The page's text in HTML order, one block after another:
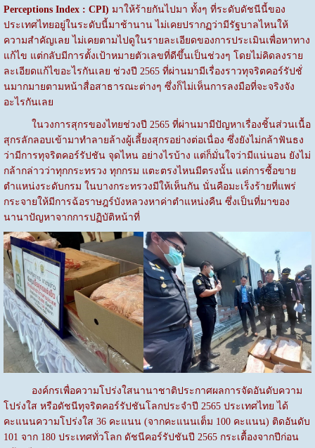
Perceptions Index : CPI) มาให้ร้ายกันไปมา ทั้งๆ ที่ระดับดัชนีนี้ของ
ประเทศไทยอยู่ในระดับนี้มาช้านาน ไม่เคยปรากฏว่ามีรัฐบาลไหนให้
ความสำคัญเลย ไม่เคยตามไปดูในรายละเอียดของการประเมินเพื่อหาทาง
แก้ไข แต่กลับมีการตั้งเป้าหมายตัวเลขที่ดีขึ้นเป็นช่วงๆ โดยไม่คิดลงราย
ละเอียดแก้ไขอะไรกันเลย ช่วงปี 2565 ที่ผ่านมามีเรื่องราวทุจริตคอร์รัปชั่
นมากมายตามหน้าสื่อสาธารณะต่างๆ ซึ่งก็ไม่เห็นการลงมือที่จะจริงจัง
อะไรกันเลย
ในวงการสุกรของไทยช่วงปี 2565 ที่ผ่านมามีปัญหาเรื่องชิ้นส่วนเนื้อ
สุกรลักลอบเข้ามาทำลายล้างผู้เลี้ยงสุกรอย่างต่อเนื่อง ซึ่งยังไม่กล้าฟันธง
ว่ามีการทุจริตคอร์รัปชัน จุดไหน อย่างไรบ้าง แต่ก็มั่นใจว่ามีแน่นอน ยังไม่
กล้ากล่าวว่าทุกกระทรวง ทุกกรม แตะตรงไหนมีตรงนั้น แต่การซื้อขาย
ตำแหน่งระดับกรม ในบางกระทรวงมีให้เห็นกัน นั่นคือมะเร็งร้ายที่แพร่
กระจายให้มีการฉ้อราษฎร์บังหลวงหาค่าตำแหน่งคืน ซึ่งเป็นที่มาของ
นานาปัญหาจากการปฏิบัติหน้าที่
องค์กรเพื่อความโปร่งใสนานาชาติประกาศผลการจัดอันดับความ
โปร่งใส หรือดัชนีทุจริตคอร์รัปชันโลกประจำปี 2565 ประเทศไทย ได้
คะแนนความโปร่งใส 36 คะแนน (จากคะแนนเต็ม 100 คะแนน) ติดอันดับ
101 จาก 180 ประเทศทั่วโลก ดัชนีคอร์รัปชันปี 2565 กระเตื้องจากปีก่อน